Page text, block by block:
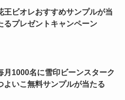
王ビオレおすすめサンプルが当
るプレゼントキャンペーン
月1000名に雪印ビーンスターク
よいこ無料サンプルが当たる